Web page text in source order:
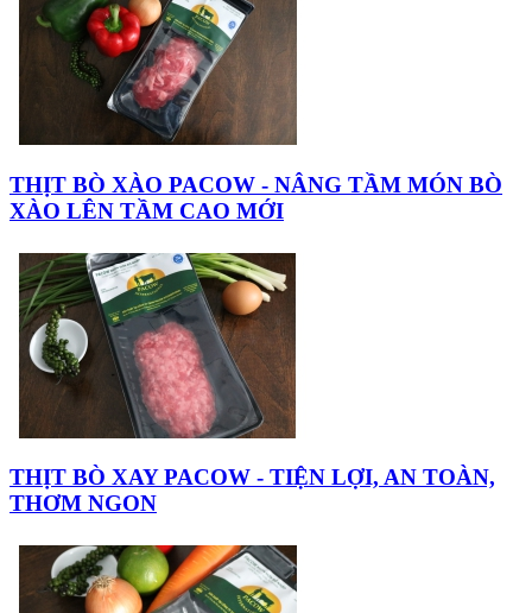
THỊT BÒ XÀO PACOW - NÂNG TẦM MÓN BÒ
XÀO LÊN TẦM CAO MỚI
THỊT BÒ XAY PACOW - TIỆN LỢI, AN TOÀN,
THƠM NGON